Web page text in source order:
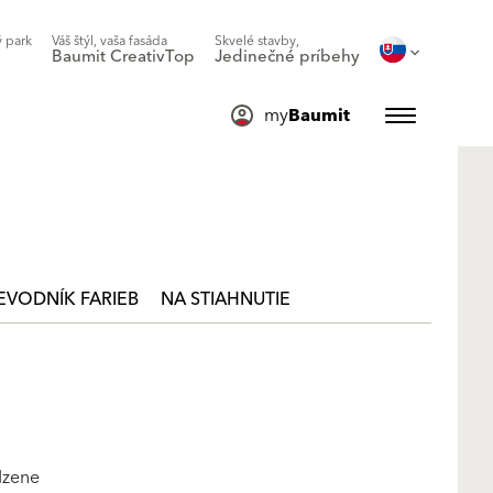
park Váš štýl, vaša fasáda
Baumit CreativTop
Skvelé stavby,
Jedinečné príbehy
myBaumit
FARIEB NA STIAHNUTIE